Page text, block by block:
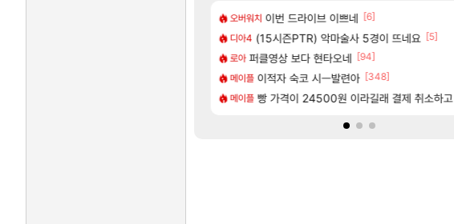
오버워치 이번 드라이브 이쁘네 [6]
디아4 (15시즌PTR) 악마술사 5경이 뜨네요 [5]
로아 퍼클영상 보다 현타오네 [94]
메이플 이적자 숙코 시ㅡ발련아 [348]
메이플 빵 가격이 24500원 이라길래 결제 취소하고 나왔다
여행 7년만에 가족여행을 다녀왔습니다.
아스오라 「에린」 컨셉 포스터 공개
비스트 쿠를 먼저 보내서 기습하는 법
비스트 비스트 오브 리인카네이션 정보/공략글 모음
리싱크드 리싱크드 1.06 패치노트 (8/5)